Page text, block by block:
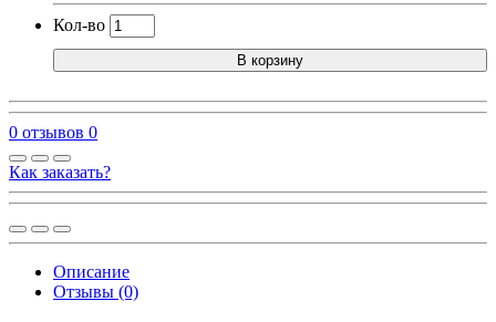
Кол-во
В корзину
0 отзывов 0
Как заказать?
Описание
Отзывы (0)